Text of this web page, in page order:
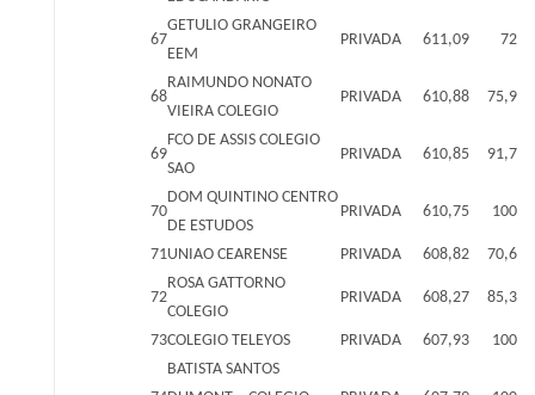
67
GETULIO GRANGEIRO
EEM
PRIVADA 611,09 72
68
RAIMUNDO NONATO
VIEIRA COLEGIO
PRIVADA 610,88 75,9
69
FCO DE ASSIS COLEGIO
SAO
PRIVADA 610,85 91,7
70
DOM QUINTINO CENTRO
DE ESTUDOS
PRIVADA 610,75 100
71UNIAO CEARENSE PRIVADA 608,82 70,6
72
ROSA GATTORNO
COLEGIO
PRIVADA 608,27 85,3
73COLEGIO TELEYOS PRIVADA 607,93 100
BATISTA SANTOS